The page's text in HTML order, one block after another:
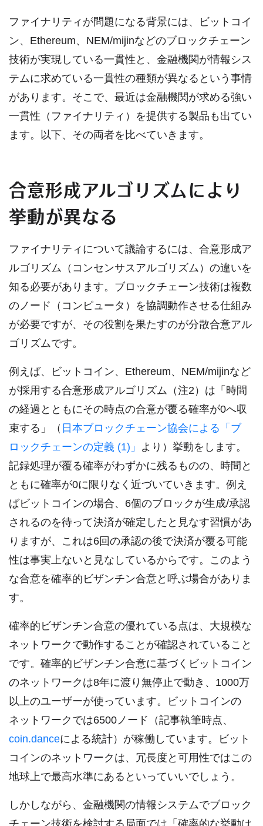
ファイナリティが問題になる背景には、ビットコイ
ン、Ethereum、NEM/mijinなどのブロックチェーン
技術が実現している一貫性と、金融機関が情報シス
テムに求めている一貫性の種類が異なるという事情
があります。そこで、最近は金融機関が求める強い
一貫性（ファイナリティ）を提供する製品も出てい
ます。以下、その両者を比べていきます。
合意形成アルゴリズムにより
挙動が異なる
ファイナリティについて議論するには、合意形成ア
ルゴリズム（コンセンサスアルゴリズム）の違いを
知る必要があります。ブロックチェーン技術は複数
のノード（コンピュータ）を協調動作させる仕組み
が必要ですが、その役割を果たすのが分散合意アル
ゴリズムです。
例えば、ビットコイン、Ethereum、NEM/mijinなど
が採用する合意形成アルゴリズム（注2）は「時間
の経過とともにその時点の合意が覆る確率が0へ収
束する」（ 日本ブロックチェーン協会による「ブ
ロックチェーンの定義 (1)」 より）挙動をします。
記録処理が覆る確率がわずかに残るものの、時間と
ともに確率が0に限りなく近づいていきます。例え
ばビットコインの場合、6個のブロックが生成/承認
されるのを待って決済が確定したと見なす習慣があ
りますが、これは6回の承認の後で決済が覆る可能
性は事実上ないと見なしているからです。このよう
な合意を確率的ビザンチン合意と呼ぶ場合がありま
す。
確率的ビザンチン合意の優れている点は、大規模な
ネットワークで動作することが確認されていること
です。確率的ビザンチン合意に基づくビットコイン
のネットワークは8年に渡り無停止で動き、1000万
以上のユーザーが使っています。ビットコインの
ネットワークでは6500ノード（記事執筆時点、
coin.danceによる統計）が稼働しています。ビット
コインのネットワークは、冗長度と可用性ではこの
地球上で最高水準にあるといっていいでしょう。
しかしながら、金融機関の情報システムでブロック
チェーン技術を検討する局面では「確率的な挙動は